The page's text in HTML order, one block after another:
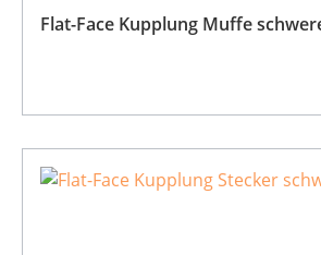
Flat-Face Kupplung Muffe